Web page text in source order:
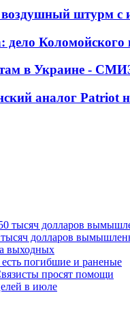
штурм с
Коломойского
в Украине - СМИ
аналог Patriot
долларов
выходных
погибшие и раненые
просят помощи
в июле